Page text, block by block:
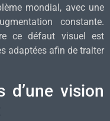
mondial, avec une
constante.
ce défaut visuel est
adaptées afin de traiter
d’une vision